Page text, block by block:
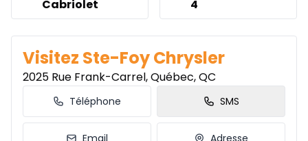
Location sur 48 mois
0.00 $ d'acompte • 2.99%
216$/Sem.
Location sur 42 mois
Location sur 42 mois
0.00 $ d'acompte • 1.49%
À partir de :
225
Cabriolet 4
Visitez Ste-Foy Chrysler
2025 Rue Frank-Carrel, Québec, QC
Téléphone SMS